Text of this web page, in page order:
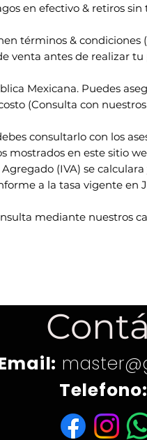
en efectivo & retiros sin
términos & condiciones
venta antes de realizar tu
Mexicana. Puedes
(Consulta con nuestros
consultarlo con los
mostrados en este sitio
(IVA) se
a la tasa vigente en
mediante nuestros
Telefono: